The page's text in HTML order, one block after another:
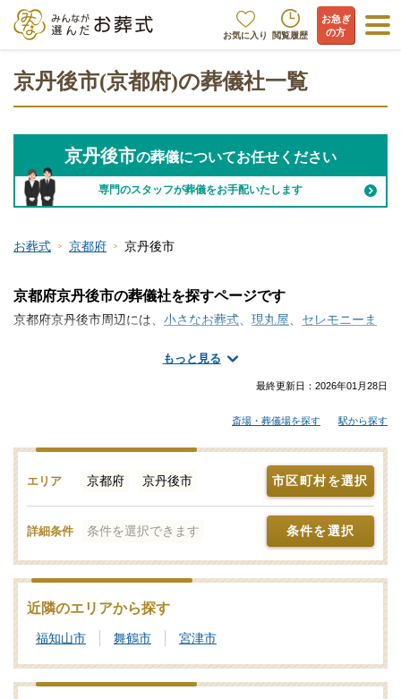
お気に入り 閲覧履歴
お急ぎ
の方
京丹後市(京都府)の葬儀社一覧
京丹後市の葬儀についてお任せください
専門のスタッフが葬儀をお手配いたします
お葬式 京都府 京丹後市
もっと見る
京都府京丹後市の葬儀社を探すページです
京都府京丹後市周辺には、 小さなお葬式、 現丸屋、 セレモニーま
葬儀屋さんの情報をお探しですか？火葬のみ、一日葬、家族葬、
一般的なお葬式など、手厚く真心のこもったサービスが魅力の葬
の希望に合わせて選択することが大切です。各葬儀屋さんの特
徴、おすすめの葬儀社などをご覧ください。「みんなが選んだお
葬式」では、基準を満たした京丹後市対応の葬儀社・葬儀屋さん
をご紹介しております。少しでもご不明点などがあれば、些細と
思われることでも遠慮なく、24時間365日お電話でご相談いただけ
ます。京丹後市の葬儀社を比較検討の際に「信頼のおける葬儀屋
た安心安全な葬儀屋さんをご案内いたしますので、あわせて新サ
ービスなどの最新情報をチェックするなど、しっかりと情報収集
を行って信頼のおけそうな葬儀会社を探しましょう。
最終更新日： 2026年01月28日
斎場・葬儀場を探す 駅から探す
エリア 京都府 京丹後市 市区町村を選択
詳細条件 条件を選択できます 条件を選択
近隣のエリアから探す
福知山市 舞鶴市 宮津市